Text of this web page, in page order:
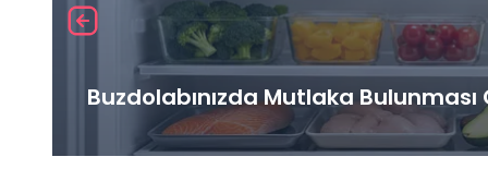
Buzdolabınızda Mutlaka Bulunması